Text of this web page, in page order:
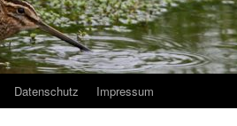
Datenschutz Impressum